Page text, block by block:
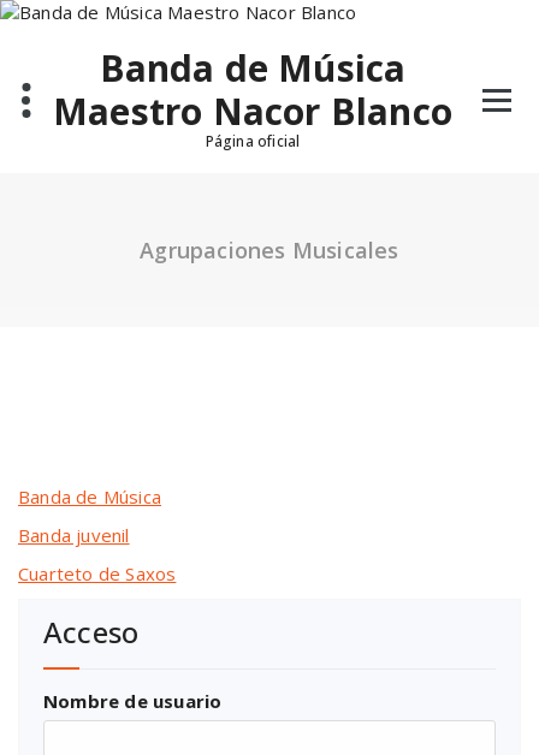
Saltar
Banda de Música
Maestro Nacor Blanco
Página oficial
Agrupaciones Musicales
Banda de Música
Banda juvenil
Cuarteto de Saxos
Acceso
Nombre de usuario